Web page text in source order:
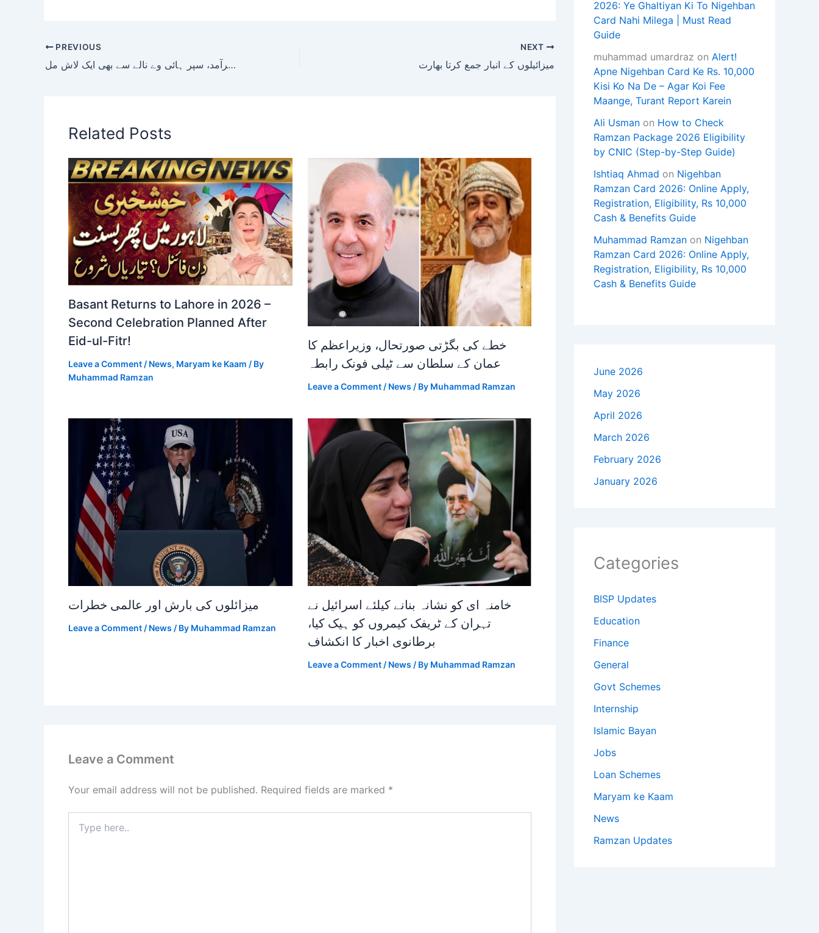
PREVIOUS
سعدی ٹاؤن نہر سے دو روز قبل گرے لڑکے کی لاش برآمد، سپر ہائی وے نالے سے بھی ایک لاش مل
NEXT
میزائیلوں کے انبار جمع کرتا بھارت
Related Posts
Basant Returns to Lahore in 2026 –
Second Celebration Planned After
Eid-ul-Fitr!
Leave a Comment / News, Maryam ke Kaam / By
Muhammad Ramzan
خطے کی بگڑتی صورتحال، وزیراعظم کا
عمان کے سلطان سے ٹیلی فونک رابطہ
Leave a Comment / News / By Muhammad Ramzan
میزائلوں کی بارش اور عالمی خطرات
Leave a Comment / News / By Muhammad Ramzan
خامنہ ای کو نشانہ بنانے کیلئے اسرائیل نے
تہران کے ٹریفک کیمروں کو ہیک کیا،
برطانوی اخبار کا انکشاف
Leave a Comment / News / By Muhammad Ramzan
Leave a Comment
Your email address will not be published. Required fields are marked *
here..
2026: Ye Ghaltiyan Ki To Nigehban
Card Nahi Milega | Must Read
Guide
muhammad umardraz on Alert!
Apne Nigehban Card Ke Rs. 10,000
Kisi Ko Na De – Agar Koi Fee
Maange, Turant Report Karein
Ali Usman on How to Check
Ramzan Package 2026 Eligibility
by CNIC (Step-by-Step Guide)
Ishtiaq Ahmad on Nigehban
Ramzan Card 2026: Online Apply,
Registration, Eligibility, Rs 10,000
Cash & Benefits Guide
Muhammad Ramzan on Nigehban
Ramzan Card 2026: Online Apply,
Registration, Eligibility, Rs 10,000
Cash & Benefits Guide
June 2026
May 2026
April 2026
March 2026
February 2026
January 2026
Categories
BISP Updates
Education
Finance
General
Govt Schemes
Internship
Islamic Bayan
Jobs
Loan Schemes
Maryam ke Kaam
News
Ramzan Updates